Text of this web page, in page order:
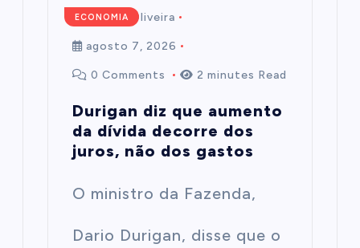
ECONOMIA
Mairim de Oliveira
agosto 7, 2026
0 Comments 2 minutes Read
Durigan diz que aumento
da dívida decorre dos
juros, não dos gastos
O ministro da Fazenda,
Dario Durigan, disse que o